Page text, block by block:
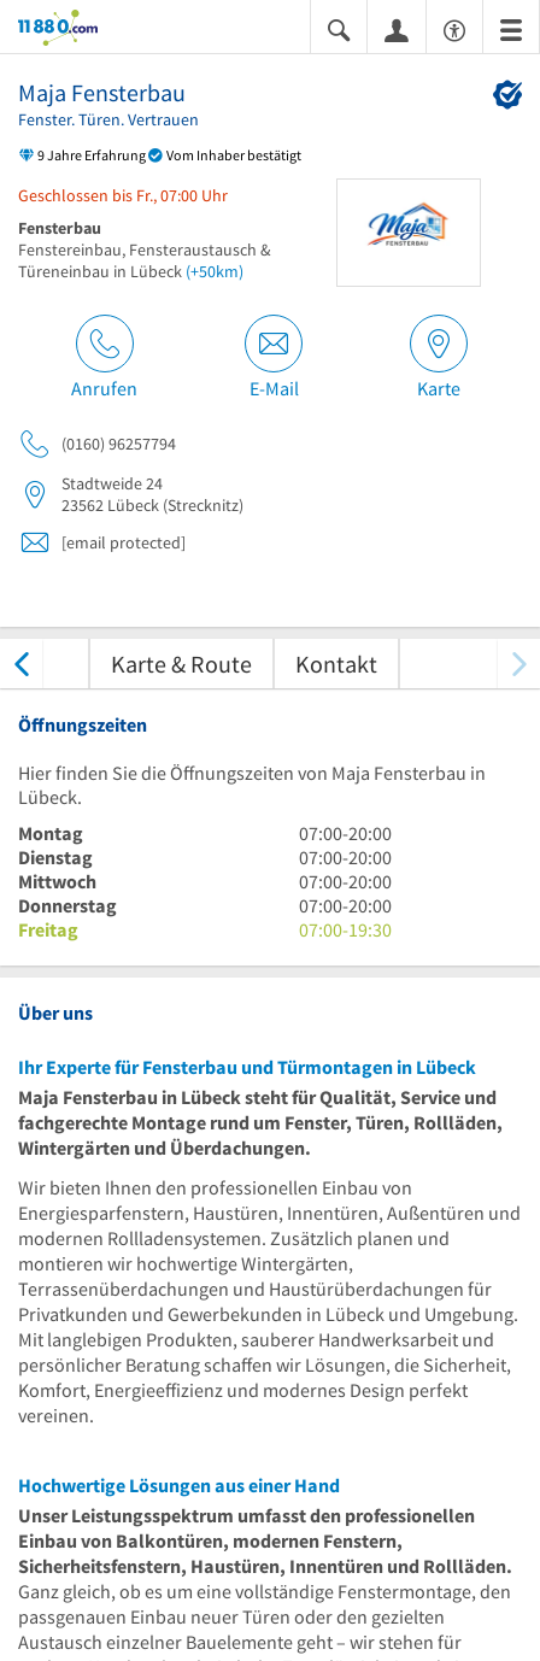
11880.com
Maja Fensterbau
Fenster. Türen. Vertrauen
9 Jahre Erfahrung Vom Inhaber bestätigt
Geschlossen bis Fr., 07:00 Uhr
Fensterbau
Fenstereinbau, Fensteraustausch &
Türeneinbau in Lübeck (+50km)
Anrufen E-Mail Karte
(0160) 96257794
Stadtweide 24
23562 Lübeck (Strecknitz)
[email protected]
Karte & Route Kontakt
Öffnungszeiten
Hier finden Sie die Öffnungszeiten von Maja Fensterbau in
Lübeck.
Montag
7
Uhr
bis
20
Uhr
07:00-20:00
Dienstag
7
Uhr
bis
20
07:00-20:00
Mittwoch
7
Uhr
bis
Uhr
07:00-20:00
Donnerstag
7
Uhr
20
07:00-20:00
Freitag
7
bis
07:00-19:30
Über uns
Ihr Experte für Fensterbau und Türmontagen in Lübeck
Maja Fensterbau in Lübeck steht für Qualität, Service und
fachgerechte Montage rund um Fenster, Türen, Rollläden,
Wintergärten und Überdachungen.
Wir bieten Ihnen den professionellen Einbau von
Energiesparfenstern, Haustüren, Innentüren, Außentüren und
modernen Rollladensystemen. Zusätzlich planen und
montieren wir hochwertige Wintergärten,
Terrassenüberdachungen und Haustürüberdachungen für
Privatkunden und Gewerbekunden in Lübeck und Umgebung.
Mit langlebigen Produkten, sauberer Handwerksarbeit und
persönlicher Beratung schaffen wir Lösungen, die Sicherheit,
Komfort, Energieeffizienz und modernes Design perfekt
vereinen.
Hochwertige Lösungen aus einer Hand
Unser Leistungsspektrum umfasst den professionellen
Einbau von Balkontüren, modernen Fenstern,
Sicherheitsfenstern, Haustüren, Innentüren und Rollläden.
Ganz gleich, ob es um eine vollständige Fenstermontage, den
passgenauen Einbau neuer Türen oder den gezielten
Austausch einzelner Bauelemente geht – wir stehen für